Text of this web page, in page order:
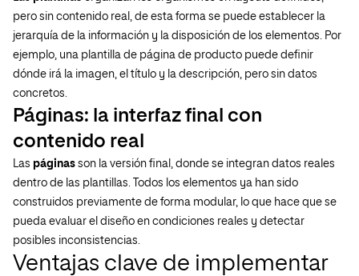
pero sin contenido real, de esta forma se puede establecer la
jerarquía de la información y la disposición de los elementos. Por
ejemplo, una plantilla de página de producto puede definir
dónde irá la imagen, el título y la descripción, pero sin datos
concretos.
Páginas: la interfaz final con
contenido real
Las páginas son la versión final, donde se integran datos reales
dentro de las plantillas. Todos los elementos ya han sido
construidos previamente de forma modular, lo que hace que se
pueda evaluar el diseño en condiciones reales y detectar
posibles inconsistencias.
Ventajas clave de implementar